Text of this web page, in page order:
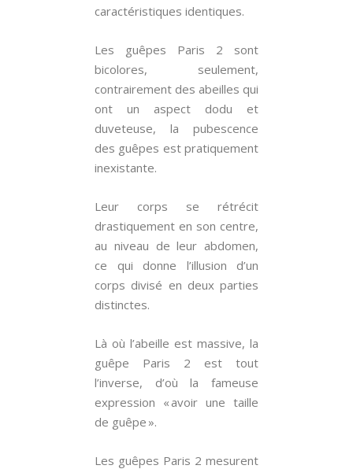
caractéristiques identiques.
Les guêpes Paris 2 sont
bicolores, seulement,
contrairement des abeilles qui
ont un aspect dodu et
duveteuse, la pubescence
des guêpes est pratiquement
inexistante.
Leur corps se rétrécit
drastiquement en son centre,
au niveau de leur abdomen,
ce qui donne l’illusion d’un
corps divisé en deux parties
distinctes.
Là où l’abeille est massive, la
guêpe Paris 2 est tout
l’inverse, d’où la fameuse
expression « avoir une taille
de guêpe ».
Les guêpes Paris 2 mesurent